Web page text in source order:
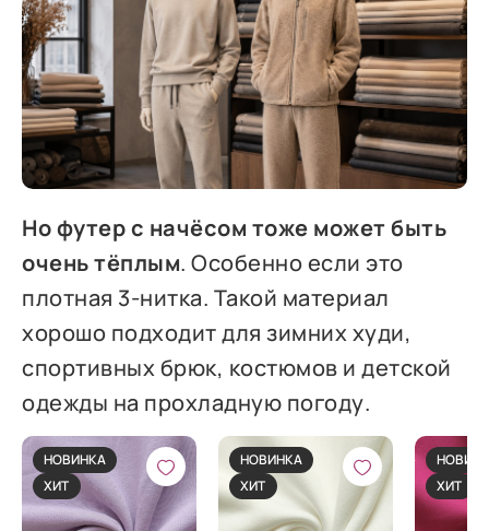
Но футер с начёсом тоже может быть
очень тёплым. Особенно если это
плотная 3-нитка. Такой материал
хорошо подходит для зимних худи,
спортивных брюк, костюмов и детской
одежды на прохладную погоду.
НОВИНКА
ХИТ
НОВИНКА
ХИТ
ХИТ